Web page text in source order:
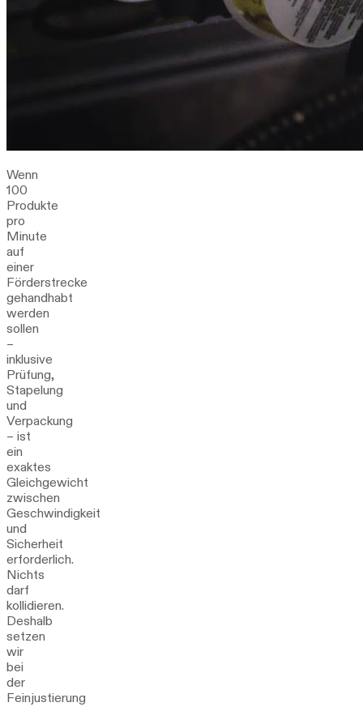
Wenn
100
Produkte
pro
Minute
auf
einer
Förderstrecke
gehandhabt
werden
sollen
–
inklusive
Prüfung,
Stapelung
und
Verpackung
– ist
ein
exaktes
Gleichgewicht
zwischen
Geschwindigkeit
und
Sicherheit
erforderlich.
Nichts
darf
kollidieren.
Deshalb
setzen
wir
bei
der
Feinjustierung